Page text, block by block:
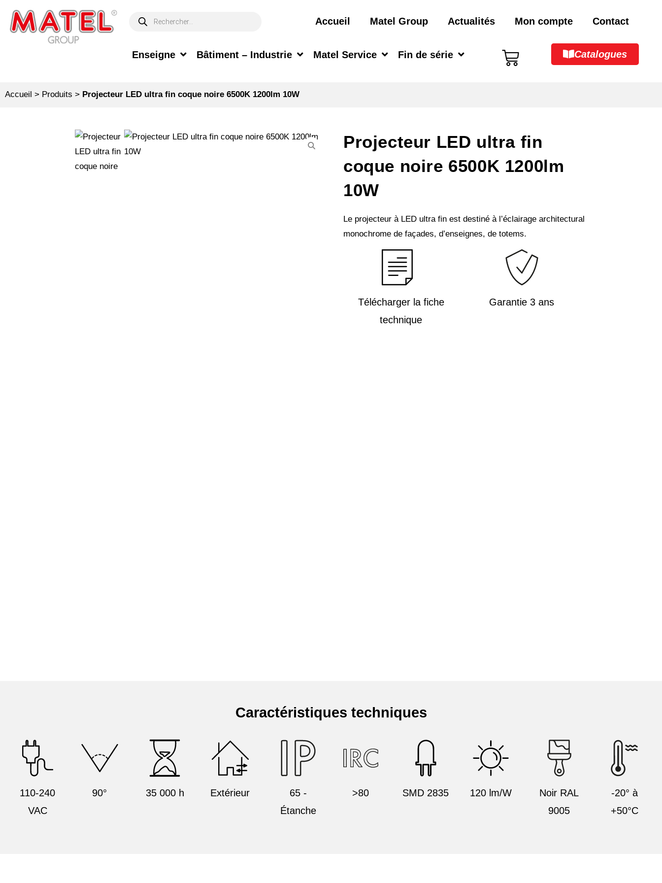
Accueil Matel Group Actualités Mon compte Contact
Enseigne Bâtiment – Industrie Matel Service Fin de série Catalogues
Accueil > Produits > Projecteur LED ultra fin coque noire 6500K 1200lm 10W
Projecteur LED ultra fin
coque noire 6500K 1200lm
10W
Le projecteur à LED ultra fin est destiné à l’éclairage architectural
monochrome de façades, d’enseignes, de totems.
Télécharger la fiche
technique
Garantie 3 ans
Caractéristiques techniques
110-240
VAC
90° 35 000 h Extérieur
65 -
Étanche
>80 SMD 2835 120 lm/W
Noir RAL
9005
-20° à
+50°C